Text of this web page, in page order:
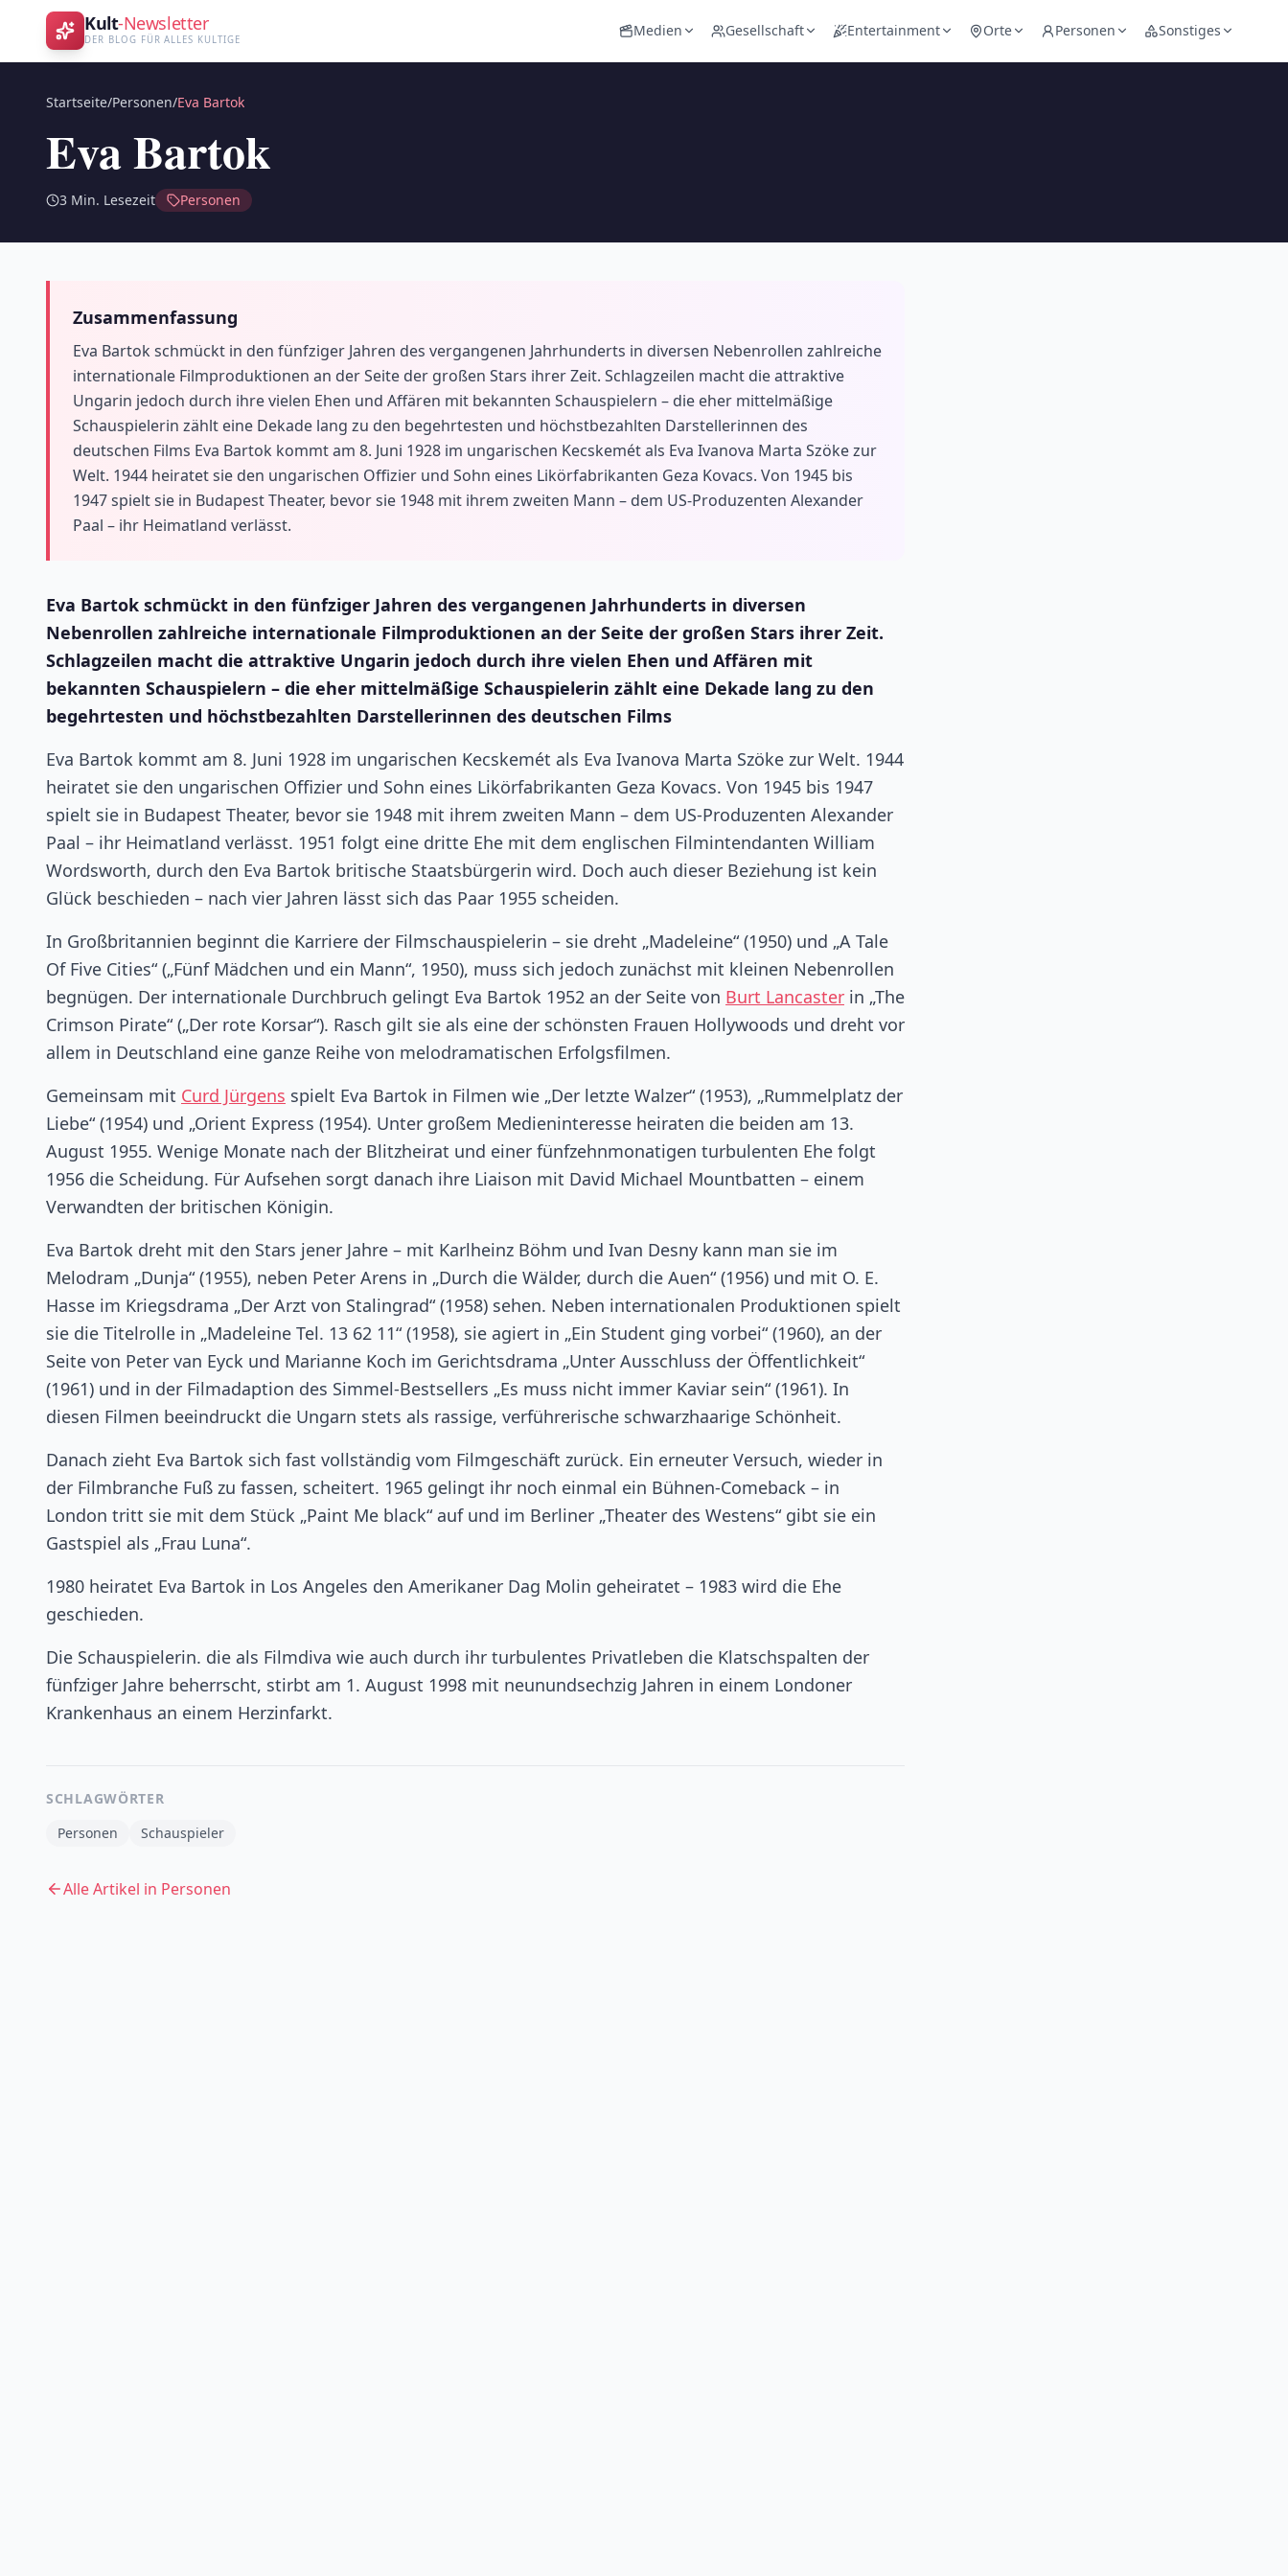
Kult-Newsletter
DER BLOG FÜR ALLES KULTIGE
Medien Gesellschaft Entertainment Orte Personen Sonstiges
Startseite/Personen/Eva Bartok
Eva Bartok
3 Min. Lesezeit Personen
Zusammenfassung
Eva Bartok schmückt in den fünfziger Jahren des vergangenen Jahrhunderts in diversen Nebenrollen zahlreiche
internationale Filmproduktionen an der Seite der großen Stars ihrer Zeit. Schlagzeilen macht die attraktive
Ungarin jedoch durch ihre vielen Ehen und Affären mit bekannten Schauspielern – die eher mittelmäßige
Schauspielerin zählt eine Dekade lang zu den begehrtesten und höchstbezahlten Darstellerinnen des
deutschen Films Eva Bartok kommt am 8. Juni 1928 im ungarischen Kecskemét als Eva Ivanova Marta Szöke zur
Welt. 1944 heiratet sie den ungarischen Offizier und Sohn eines Likörfabrikanten Geza Kovacs. Von 1945 bis
1947 spielt sie in Budapest Theater, bevor sie 1948 mit ihrem zweiten Mann – dem US-Produzenten Alexander
Paal – ihr Heimatland verlässt.
Eva Bartok schmückt in den fünfziger Jahren des vergangenen Jahrhunderts in diversen
Nebenrollen zahlreiche internationale Filmproduktionen an der Seite der großen Stars ihrer Zeit.
Schlagzeilen macht die attraktive Ungarin jedoch durch ihre vielen Ehen und Affären mit
bekannten Schauspielern – die eher mittelmäßige Schauspielerin zählt eine Dekade lang zu den
begehrtesten und höchstbezahlten Darstellerinnen des deutschen Films
Eva Bartok kommt am 8. Juni 1928 im ungarischen Kecskemét als Eva Ivanova Marta Szöke zur Welt. 1944
heiratet sie den ungarischen Offizier und Sohn eines Likörfabrikanten Geza Kovacs. Von 1945 bis 1947
spielt sie in Budapest Theater, bevor sie 1948 mit ihrem zweiten Mann – dem US-Produzenten Alexander
Paal – ihr Heimatland verlässt. 1951 folgt eine dritte Ehe mit dem englischen Filmintendanten William
Wordsworth, durch den Eva Bartok britische Staatsbürgerin wird. Doch auch dieser Beziehung ist kein
Glück beschieden – nach vier Jahren lässt sich das Paar 1955 scheiden.
In Großbritannien beginnt die Karriere der Filmschauspielerin – sie dreht „Madeleine“ (1950) und „A Tale
Of Five Cities“ („Fünf Mädchen und ein Mann“, 1950), muss sich jedoch zunächst mit kleinen Nebenrollen
begnügen. Der internationale Durchbruch gelingt Eva Bartok 1952 an der Seite von Burt Lancaster in „The
Crimson Pirate“ („Der rote Korsar“). Rasch gilt sie als eine der schönsten Frauen Hollywoods und dreht vor
allem in Deutschland eine ganze Reihe von melodramatischen Erfolgsfilmen.
Gemeinsam mit Curd Jürgens spielt Eva Bartok in Filmen wie „Der letzte Walzer“ (1953), „Rummelplatz der
Liebe“ (1954) und „Orient Express (1954). Unter großem Medieninteresse heiraten die beiden am 13.
August 1955. Wenige Monate nach der Blitzheirat und einer fünfzehnmonatigen turbulenten Ehe folgt
1956 die Scheidung. Für Aufsehen sorgt danach ihre Liaison mit David Michael Mountbatten – einem
Verwandten der britischen Königin.
Eva Bartok dreht mit den Stars jener Jahre – mit Karlheinz Böhm und Ivan Desny kann man sie im
Melodram „Dunja“ (1955), neben Peter Arens in „Durch die Wälder, durch die Auen“ (1956) und mit O. E.
Hasse im Kriegsdrama „Der Arzt von Stalingrad“ (1958) sehen. Neben internationalen Produktionen spielt
sie die Titelrolle in „Madeleine Tel. 13 62 11“ (1958), sie agiert in „Ein Student ging vorbei“ (1960), an der
Seite von Peter van Eyck und Marianne Koch im Gerichtsdrama „Unter Ausschluss der Öffentlichkeit“
(1961) und in der Filmadaption des Simmel-Bestsellers „Es muss nicht immer Kaviar sein“ (1961). In
diesen Filmen beeindruckt die Ungarn stets als rassige, verführerische schwarzhaarige Schönheit.
Danach zieht Eva Bartok sich fast vollständig vom Filmgeschäft zurück. Ein erneuter Versuch, wieder in
der Filmbranche Fuß zu fassen, scheitert. 1965 gelingt ihr noch einmal ein Bühnen-Comeback – in
London tritt sie mit dem Stück „Paint Me black“ auf und im Berliner „Theater des Westens“ gibt sie ein
Gastspiel als „Frau Luna“.
1980 heiratet Eva Bartok in Los Angeles den Amerikaner Dag Molin geheiratet – 1983 wird die Ehe
geschieden.
Die Schauspielerin. die als Filmdiva wie auch durch ihr turbulentes Privatleben die Klatschspalten der
fünfziger Jahre beherrscht, stirbt am 1. August 1998 mit neunundsechzig Jahren in einem Londoner
Krankenhaus an einem Herzinfarkt.
SCHLAGWÖRTER
Personen
Schauspieler
Alle Artikel in Personen